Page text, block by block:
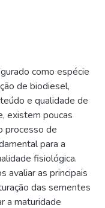
como espécie
de biodiesel,
e qualidade de
existem poucas
processo de
para a
fisiológica.
avaliar as principais
das sementes
a maturidade